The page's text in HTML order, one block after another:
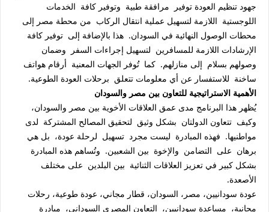
جهود تنظيم العودة توفير مرافقة طبية وتوفير كافة الخدمات
اللوجستية اللازمة لتسهيل عملية انتقال الركاب من محطة مصر إلى
محطات الوصول النهائية في السودان. هذا بالإضافة إلى توفير كافة
الإرشادات اللازمة للمسافرين لتسهيل إجراءات السفر وضمان
وصولهم بسلام إلى منازلهم. كما تُوفر الجهات المعنية أرقام هواتف
ساخنة للاستفسار عن أي معلومات تتعلق برحلات العودة الطوعية.
الأهمية الاستراتيجية للتعاون بين مصر والسودان
يُظهر هذا البرنامج مدى عمق العلاقات الأخوية بين مصر والسودان،
وكيف تتعاون الدولتان بشكل وثيق لتحقيق المصالح المشتركة لدى
مواطنيها. فهذه المبادرة ليست مجرد تسهيل لرحلة عودة، بل هي
برهان على التضامن والإخوة بين الشعبين. وتُساهم هذه المبادرة
بشكل كبير في تعزيز العلاقات الثنائية بين البلدين على مختلف
الأصعدة.
عودة سودانيين، مصر، السودان، قطار مجاني، عودة طوعية، رحلات
مجانية، مساعدة سودانيين، التعاون المصري السوداني، مبادرة